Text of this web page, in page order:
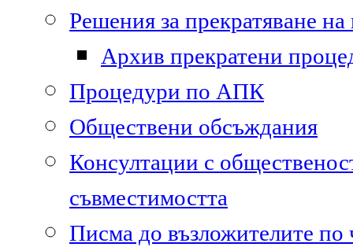
Решения за прекратяване
Архив прекратени
Процедури по АПК
Обществени обсъждания
Консултации с
съвместимостта
Писма до възложителите по